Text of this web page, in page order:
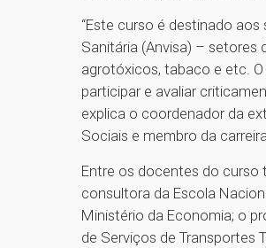
“Este curso é destinado
Sanitária (Anvisa) – setores
agrotóxicos, tabaco e etc.
participar e avaliar
explica o coordenador da
Sociais e membro da
Entre os docentes do
consultora da Escola
Ministério da Economia; o
de Serviços de Transportes